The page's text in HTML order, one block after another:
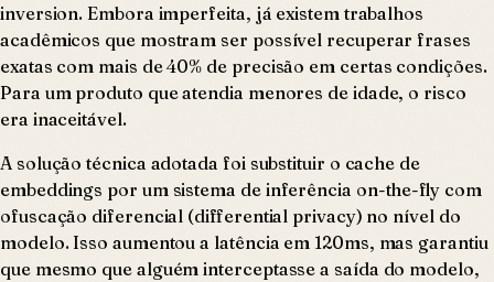
inversion. Embora imperfeita, já existem trabalhos
acadêmicos que mostram ser possível recuperar frases
exatas com mais de 40% de precisão em certas condições.
Para um produto que atendia menores de idade, o risco
era inaceitável.
A solução técnica adotada foi substituir o cache de
embeddings por um sistema de inferência on-the-fly com
ofuscação diferencial (differential privacy) no nível do
modelo. Isso aumentou a latência em 120ms, mas garantiu
que mesmo que alguém interceptasse a saída do modelo,